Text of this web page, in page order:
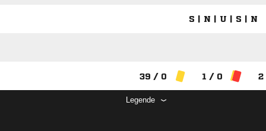
S | N | U | S | N
39 / 0 1 / 0 2
Legende